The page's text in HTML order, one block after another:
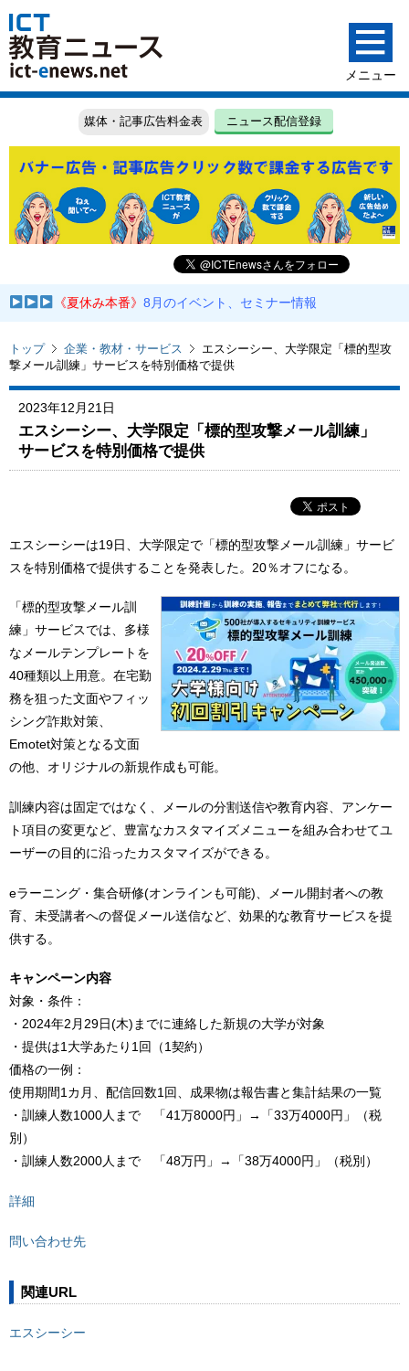
媒体・記事広告料金表 ニュース配信登録
《夏休み本番》8月のイベント、セミナー情報
トップ 企業・教材・サービス
エスシーシー、大学限定「標的型攻
撃メール訓練」サービスを特別価格で提供
2023年12月21日
エスシーシー、大学限定「標的型攻撃メール訓練」
サービスを特別価格で提供
エスシーシーは19日、大学限定で「標的型攻撃メール訓練」サービ
スを特別価格で提供することを発表した。20％オフになる。
「標的型攻撃メール訓
練」サービスでは、多様
なメールテンプレートを
40種類以上用意。在宅勤
務を狙った文面やフィッ
シング詐欺対策、
Emotet対策となる文面
の他、オリジナルの新規作成も可能。
訓練内容は固定ではなく、メールの分割送信や教育内容、アンケー
ト項目の変更など、豊富なカスタマイズメニューを組み合わせてユ
ーザーの目的に沿ったカスタマイズができる。
eラーニング・集合研修(オンラインも可能)、メール開封者への教
育、未受講者への督促メール送信など、効果的な教育サービスを提
供する。
キャンペーン内容
対象・条件：
・2024年2月29日(木)までに連絡した新規の大学が対象
・提供は1大学あたり1回（1契約）
価格の一例：
使用期間1カ月、配信回数1回、成果物は報告書と集計結果の一覧
・訓練人数1000人まで 「41万8000円」→「33万4000円」（税
別）
・訓練人数2000人まで 「48万円」→「38万4000円」（税別）
詳細
問い合わせ先
関連URL
エスシーシー